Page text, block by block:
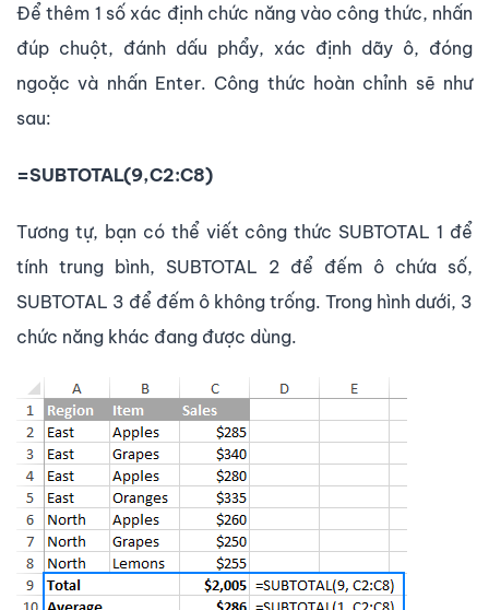
Để thêm 1 số xác định chức năng vào công thức, nhấn
đúp chuột, đánh dấu phẩy, xác định dãy ô, đóng
ngoặc và nhấn Enter. Công thức hoàn chỉnh sẽ như
sau:
=SUBTOTAL(9,C2:C8)
Tương tự, bạn có thể viết công thức SUBTOTAL 1 để
tính trung bình, SUBTOTAL 2 để đếm ô chứa số,
SUBTOTAL 3 để đếm ô không trống. Trong hình dưới, 3
chức năng khác đang được dùng.